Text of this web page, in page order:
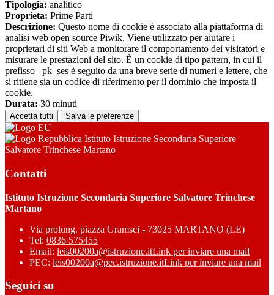
Tipologia: analitico
Proprieta: Prime Parti
Descrizione: Questo nome di cookie è associato alla piattaforma di
analisi web open source Piwik. Viene utilizzato per aiutare i
proprietari di siti Web a monitorare il comportamento dei visitatori e
misurare le prestazioni del sito. È un cookie di tipo pattern, in cui il
prefisso _pk_ses è seguito da una breve serie di numeri e lettere, che
si ritiene sia un codice di riferimento per il dominio che imposta il
cookie.
Durata: 30 minuti
Accetta tutti Salva le preferenze
Istituto Istruzione Secondaria Superiore
Salvatore Trinchese Martano
Contatti
Istituto Istruzione Secondaria Superiore Salvatore Trinchese
Martano
Via prolung. piazza Gramsci - 73025 MARTANO (LE)
Tel: 0836 575455
Email: leis00200a@istruzione.itLink per inviare una mail
PEC: leis00200a@pec.istruzione.itLink per inviare una mail
Seguici su